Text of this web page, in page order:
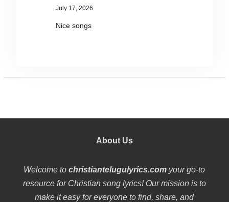
July 17, 2026
Nice songs
About Us
Welcome tochristiantelugulyrics.com your go-to
resource for Christian song lyrics! Our mission is to
make it easy for everyone to find, share, and